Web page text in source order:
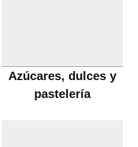
Azúcares, dulces y
pastelería